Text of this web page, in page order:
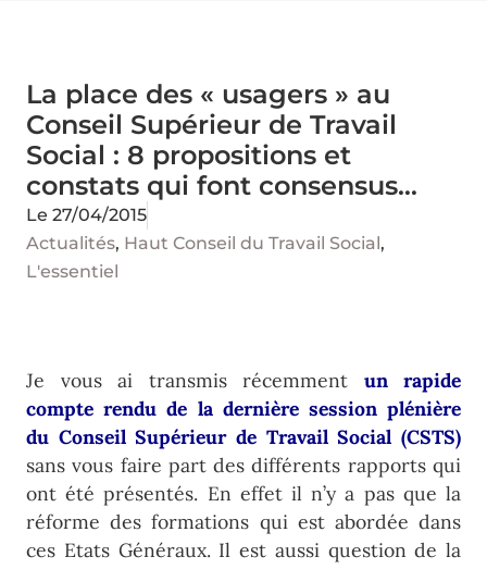
La place des « usagers » au
Conseil Supérieur de Travail
Social : 8 propositions et
constats qui font consensus…
Le 27/04/2015
Actualités, Haut Conseil du Travail Social,
L'essentiel
Je vous ai transmis récemment un rapide
compte rendu de la dernière session plénière
du Conseil Supérieur de Travail Social (CSTS)
sans vous faire part des différents rapports qui
ont été présentés. En effet il n’y a pas que la
réforme des formations qui est abordée dans
ces Etats Généraux. Il est aussi question de la